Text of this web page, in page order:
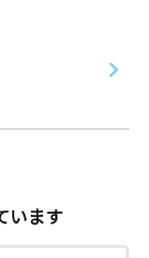
います